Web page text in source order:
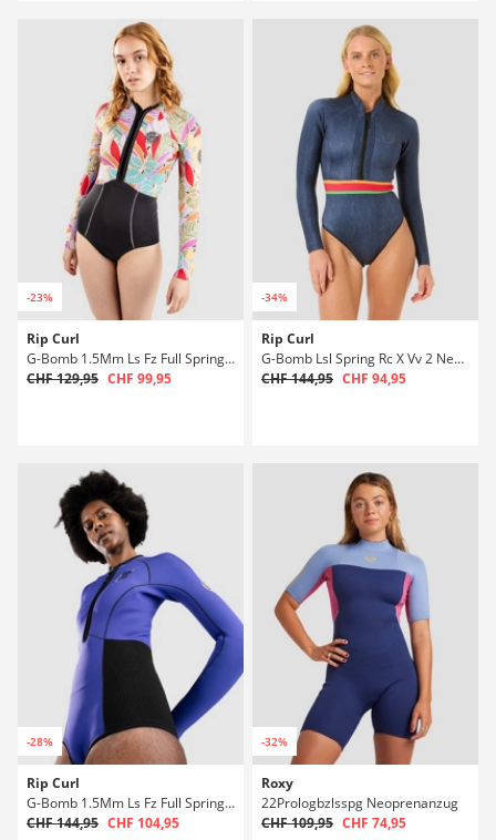
-23%
Rip Curl
G-Bomb 1.5Mm Ls Fz Full Spring Neoprenanzug
CHF 129,95 CHF 99,95
-34%
Rip Curl
G-Bomb Lsl Spring Rc X Vv 2 Neoprenanzug
CHF 144,95 CHF 94,95
-28%
Rip Curl
G-Bomb 1.5Mm Ls Fz Full Spring Neoprenanzug
CHF 144,95 CHF 104,95
-32%
Roxy
22Prologbzlsspg Neoprenanzug
CHF 109,95 CHF 74,95